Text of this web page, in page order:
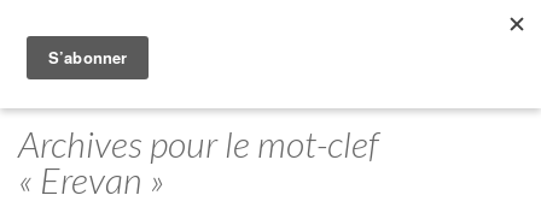
Archives pour le mot-clef
« Erevan »